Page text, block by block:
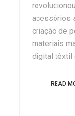
acessórios
criação de
materiais
digital têxtil
READ